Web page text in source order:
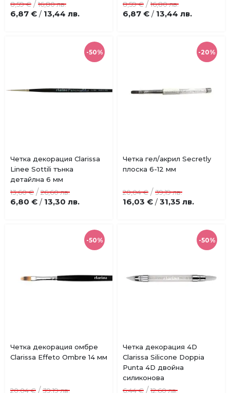
6,87 € / 13,44 лв.
8,59 € /16,80 лв.
6,87 € / 13,44 лв.
8,59 € /16,80 лв.
-50%
в
Купи
Четка декорация Clarissa
Linee Sottili тънка
детайлна 6 мм
6,80 € / 13,30 лв.
13,60 € /26,60 лв.
-20%
Добави
Купи
Четка гел/акрил Secretly
плоска 6-12 мм
16,03 € / 31,35 лв.
20,04 € /39,19 лв.
-50%
Добави
в
Купи
Четка декорация омбре
Clarissa Effeto Ombre 14 мм
20,04 € /39,19 лв.
-50%
Добави
в
Купи
Четка декорация 4D
Clarissa Silicone Doppia
Punta 4D двойна
силиконова
6,44 € /12,60 лв.